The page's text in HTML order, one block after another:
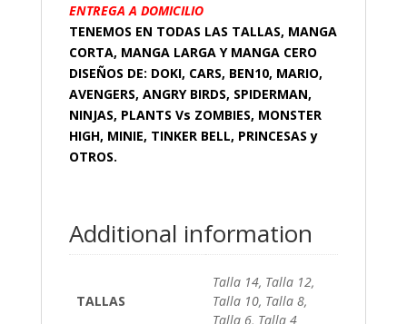
ENTREGA A DOMICILIO
TENEMOS EN TODAS LAS TALLAS, MANGA
CORTA, MANGA LARGA Y MANGA CERO
DISEÑOS DE: DOKI, CARS, BEN10, MARIO,
AVENGERS, ANGRY BIRDS, SPIDERMAN,
NINJAS, PLANTS Vs ZOMBIES, MONSTER
HIGH, MINIE, TINKER BELL, PRINCESAS y
OTROS.
Additional information
TALLAS
Talla 14, Talla 12,
Talla 10, Talla 8,
Talla 6, Talla 4